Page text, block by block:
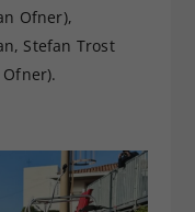
Ofner),
Stefan Trost